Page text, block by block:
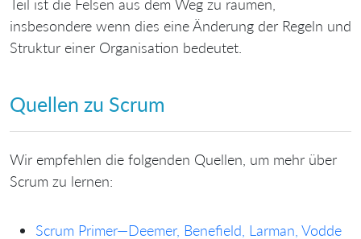
Teil ist die Felsen aus dem Weg zu räumen,
insbesondere wenn dies eine Änderung der Regeln und
Struktur einer Organisation bedeutet.
Quellen zu Scrum
Wir empfehlen die folgenden Quellen, um mehr über
Scrum zu lernen:
Scrum Primer—Deemer, Benefield, Larman, Vodde